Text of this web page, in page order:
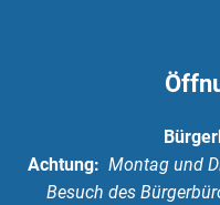
Achtung: Montag und
Besuch des